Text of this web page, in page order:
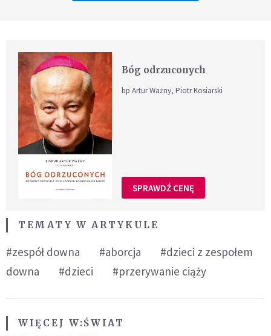
Bóg odrzuconych
bp Artur Ważny, Piotr Kosiarski
SPRAWDŹ CENĘ
TEMATY W ARTYKULE
#zespół downa #aborcja
#dzieci z zespołem
downa
#dzieci #przerywanie ciąży
WIĘCEJ W:ŚWIAT